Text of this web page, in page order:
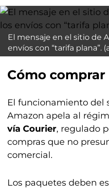
El mensaje en el sitio de
envíos con “tarifa plana”.
Cómo comprar
El funcionamiento del
Amazon apela al
vía Courier, regulado
compras que no
comercial.
Los paquetes deben